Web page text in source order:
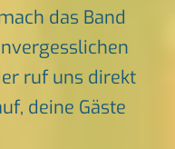
das Band
ruf uns direkt
deine Gäste